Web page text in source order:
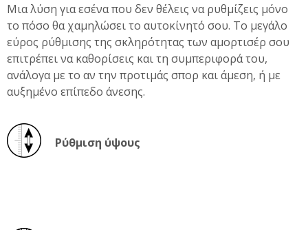
Μια λύση για εσένα που δεν θέλεις να ρυθμίζεις μόνο
το πόσο θα χαμηλώσει το αυτοκίνητό σου. Το μεγάλο
εύρος ρύθμισης της σκληρότητας των αμορτισέρ σου
επιτρέπει να καθορίσεις και τη συμπεριφορά του,
ανάλογα με το αν την προτιμάς σπορ και άμεση, ή με
αυξημένο επίπεδο άνεσης.
Ρύθμιση ύψους